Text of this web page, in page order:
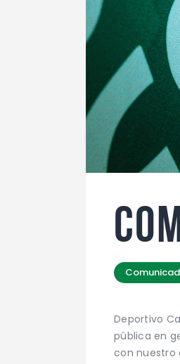
Deportivo
pública en
con nuestro